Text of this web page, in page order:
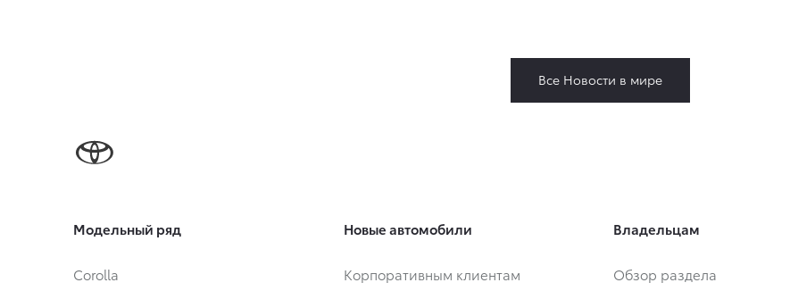
Все Новости в мире
Модельный ряд
Corolla
Новые автомобили
Корпоративным клиентам
Владельцам
Обзор раздела